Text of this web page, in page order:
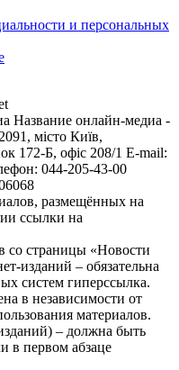
и персональных
Название онлайн-медиа -
місто Київ,
Б, офіс 208/1 E-mail:
044-205-43-00
размещённых на
ссылки на
со страницы «Новости
изданий – обязательна
систем гиперссылка.
в независимости от
материалов.
– должна быть
в первом абзаце